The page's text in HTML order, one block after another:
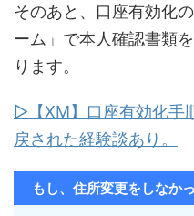
そのあと、口座有効化
ーム」で本人確認書類
ります。
▷【XM】口座有効化手
戻された経験談あり。
もし、住所変更をしなか